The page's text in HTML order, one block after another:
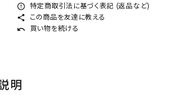
error_outline 特定商取引法に基づく表記 (返品など)
share この商品を友達に教える
undo 買い物を続ける
明